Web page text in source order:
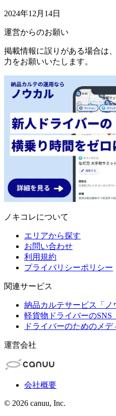
2024年12月14日
運営からのお願い
掲載情報に誤りがある場合は、
力をお願いいたします。
ノキコレについて
エリアから探す
お問い合わせ
利用規約
プライバリシーポリシー
関連サービス
納品カルテサービス「ノ
軽貨物ドライバーのSNS
ドライバーのためのメデ
運営会社
会社概要
© 2026 canuu, Inc.